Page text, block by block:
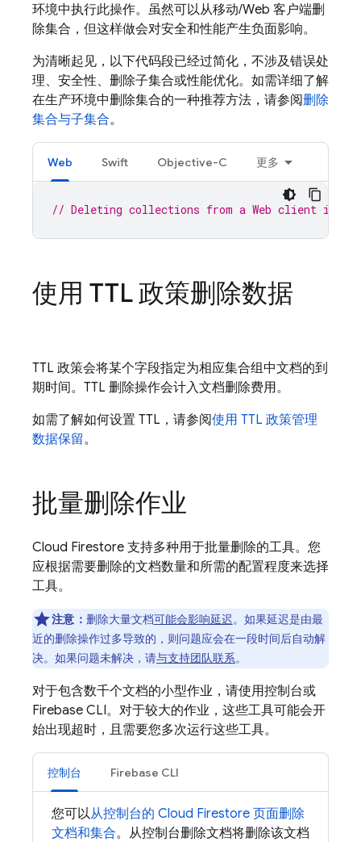
环境中执行此操作。虽然可以从移动/Web 客户端删
除集合，但这样做会对安全和性能产生负面影响。
为清晰起见，以下代码段已经过简化，不涉及错误处
理、安全性、删除子集合或性能优化。如需详细了解
在生产环境中删除集合的一种推荐方法，请参阅删除
集合与子集合。
Web Swift Objective-C 更多
// Deleting collections from a Web client is not
使用 TTL 政策删除数据
TTL 政策会将某个字段指定为相应集合组中文档的到
期时间。TTL 删除操作会计入文档删除费用。
如需了解如何设置 TTL，请参阅使用 TTL 政策管理
数据保留。
批量删除作业
Cloud Firestore 支持多种用于批量删除的工具。您
应根据需要删除的文档数量和所需的配置程度来选择
工具。
注意： 删除大量文档可能会影响延迟。如果延迟是由最
近的删除操作过多导致的，则问题应会在一段时间后自动解
决。如果问题未解决，请与支持团队联系。
对于包含数千个文档的小型作业，请使用控制台或
Firebase CLI。对于较大的作业，这些工具可能会开
始出现超时，且需要您多次运行这些工具。
控制台 Firebase CLI
您可以从控制台的 Cloud Firestore 页面删除
文档和集合。从控制台删除文档将删除该文档